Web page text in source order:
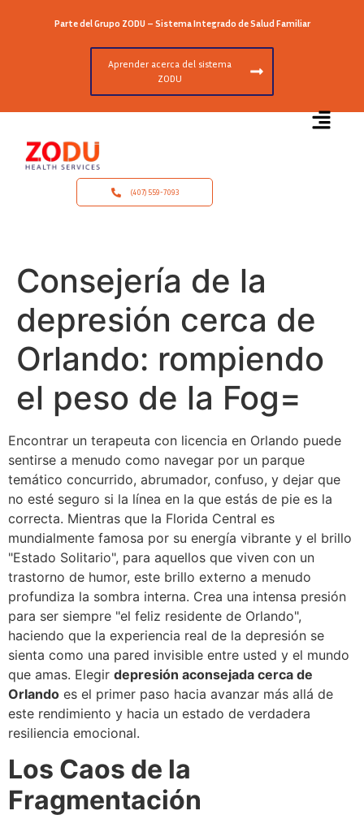
Parte del Grupo ZODU – Sistema Integrado de Salud Familiar
Aprender acerca del sistema
ZODU
(407) 559-7093
Consejería de la
depresión cerca de
Orlando: rompiendo
el peso de la Fog=
Encontrar un terapeuta con licencia en Orlando puede
sentirse a menudo como navegar por un parque
temático concurrido, abrumador, confuso, y dejar que
no esté seguro si la línea en la que estás de pie es la
correcta. Mientras que la Florida Central es
mundialmente famosa por su energía vibrante y el brillo
"Estado Solitario", para aquellos que viven con un
trastorno de humor, este brillo externo a menudo
profundiza la sombra interna. Crea una intensa presión
para ser siempre "el feliz residente de Orlando",
haciendo que la experiencia real de la depresión se
sienta como una pared invisible entre usted y el mundo
que amas. Elegir depresión aconsejada cerca de
Orlando es el primer paso hacia avanzar más allá de
este rendimiento y hacia un estado de verdadera
resiliencia emocional.
Los Caos de la
Fragmentación